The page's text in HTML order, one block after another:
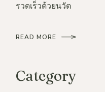
รวดเร็วด้วยนวัต
READ MORE
Category